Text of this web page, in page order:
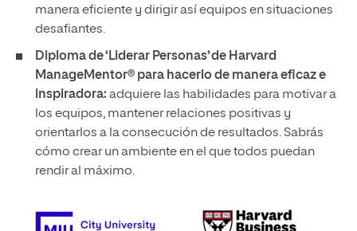
manera eficiente y dirigir así equipos en situaciones
desafiantes.
Diploma de ‘Liderar Personas’ de Harvard
ManageMentor® para hacerlo de manera eficaz e
inspiradora: adquiere las habilidades para motivar a
los equipos, mantener relaciones positivas y
orientarlos a la consecución de resultados. Sabrás
cómo crear un ambiente en el que todos puedan
rendir al máximo.